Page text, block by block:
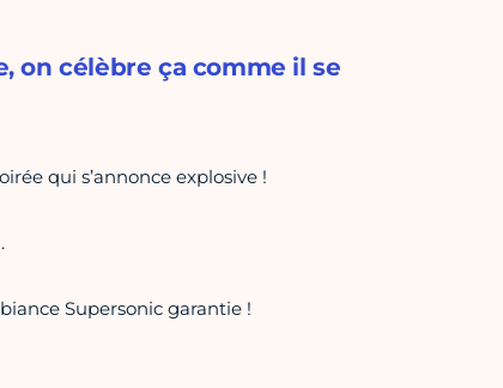
on célèbre ça comme il se
qui s’annonce explosive !
Supersonic garantie !